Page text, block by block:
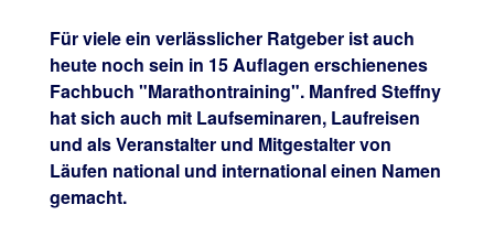
Für viele ein verlässlicher Ratgeber ist auch
heute noch sein in 15 Auflagen erschienenes
Fachbuch "Marathontraining". Manfred Steffny
hat sich auch mit Laufseminaren, Laufreisen
und als Veranstalter und Mitgestalter von
Läufen national und international einen Namen
gemacht.